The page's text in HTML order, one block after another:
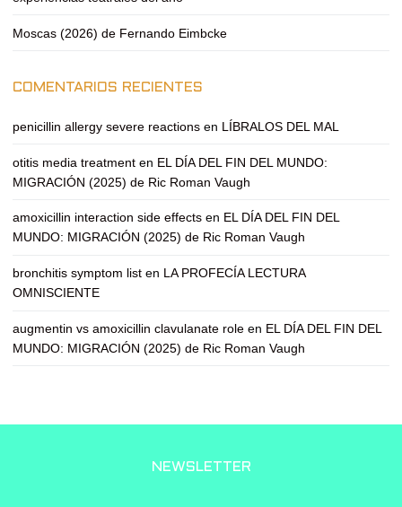
Moscas (2026) de Fernando Eimbcke
COMENTARIOS RECIENTES
penicillin allergy severe reactions en LÍBRALOS DEL MAL
otitis media treatment en EL DÍA DEL FIN DEL MUNDO:
MIGRACIÓN (2025) de Ric Roman Vaugh
amoxicillin interaction side effects en EL DÍA DEL FIN DEL
MUNDO: MIGRACIÓN (2025) de Ric Roman Vaugh
bronchitis symptom list en LA PROFECÍA LECTURA
OMNISCIENTE
augmentin vs amoxicillin clavulanate role en EL DÍA DEL FIN DEL
MUNDO: MIGRACIÓN (2025) de Ric Roman Vaugh
NEWSLETTER